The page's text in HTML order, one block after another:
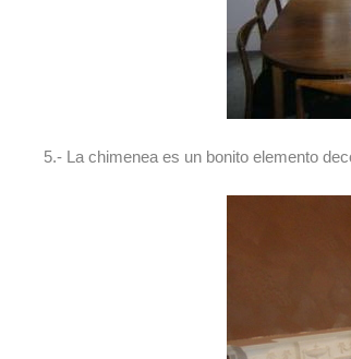
5.- La chimenea es un bonito elemento